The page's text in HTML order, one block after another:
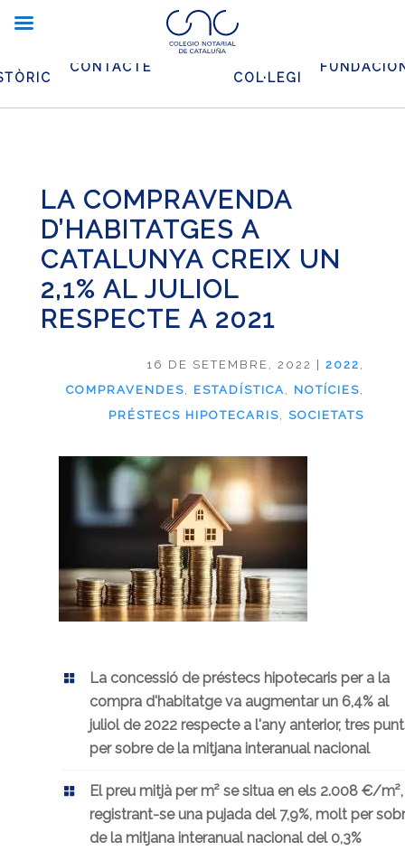
CONTACTE
COL·LEGI
LA COMPRAVENDA
D’HABITATGES A
CATALUNYA CREIX UN
2,1% AL JULIOL
RESPECTE A 2021
16 DE SETEMBRE, 2022 |2022 ,
COMPRAVENDES, ESTADÍSTICA , NOTÍCIES,
PRÉSTECS HIPOTECARIS,SOCIETATS
La concessió de préstecs hipotecaris per a la
compra d'habitatge va augmentar un 6,4% al
juliol de 2022 respecte a l'any anterior, tres
per sobre de la mitjana interanual nacional
El preu mitjà per m² se situa en els 2.008 €/m²,
registrant-se una pujada del 7,9%, molt per
de la mitjana interanual nacional del 0,3%